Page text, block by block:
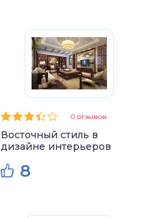
0 отзывов
Восточный стиль в
дизайне интерьеров
8